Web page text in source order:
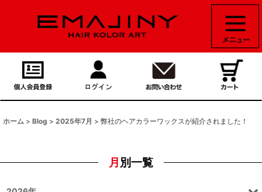
ホーム > Blog > 2025年7月 > 弊社のヘアカラーワックスが紹介されました！
月別一覧